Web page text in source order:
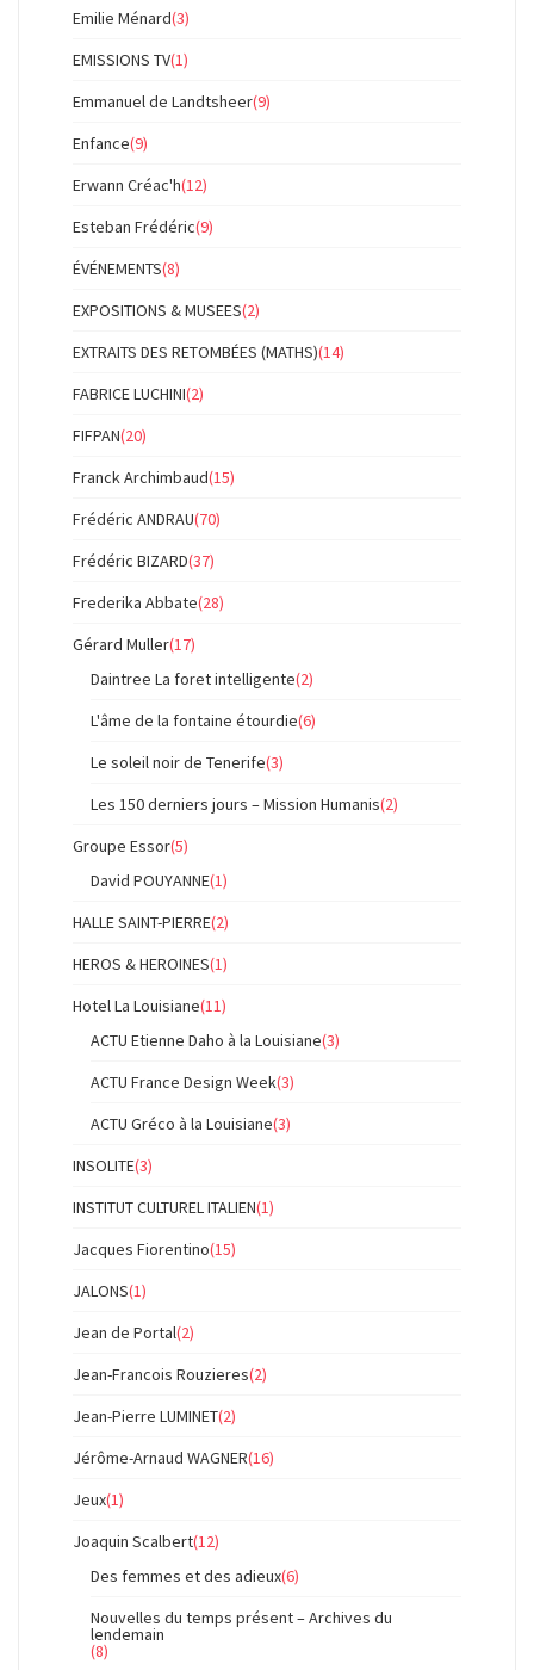
Emilie Ménard(3)
EMISSIONS TV(1)
Emmanuel de Landtsheer(9)
Enfance(9)
Erwann Créac'h(12)
Esteban Frédéric(9)
ÉVÉNEMENTS(8)
EXPOSITIONS & MUSEES(2)
EXTRAITS DES RETOMBÉES (MATHS)(14)
FABRICE LUCHINI(2)
FIFPAN(20)
Franck Archimbaud(15)
Frédéric ANDRAU(70)
Frédéric BIZARD(37)
Frederika Abbate(28)
Gérard Muller(17)
Daintree La foret intelligente(2)
L'âme de la fontaine étourdie(6)
Le soleil noir de Tenerife(3)
Les 150 derniers jours – Mission Humanis(2)
Groupe Essor(5)
David POUYANNE(1)
HALLE SAINT-PIERRE(2)
HEROS & HEROINES(1)
Hotel La Louisiane(11)
ACTU Etienne Daho à la Louisiane(3)
ACTU France Design Week(3)
ACTU Gréco à la Louisiane(3)
INSOLITE(3)
INSTITUT CULTUREL ITALIEN(1)
Jacques Fiorentino(15)
JALONS(1)
Jean de Portal(2)
Jean-Francois Rouzieres(2)
Jean-Pierre LUMINET(2)
Jérôme-Arnaud WAGNER(16)
Jeux(1)
Joaquin Scalbert(12)
Des femmes et des adieux(6)
Nouvelles du temps présent – Archives du
lendemain
(8)